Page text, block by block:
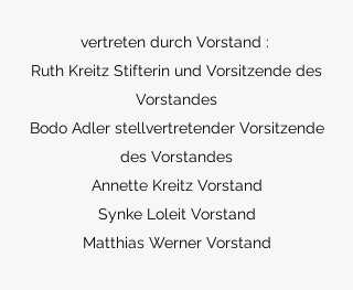
vertreten durch Vorstand :
Ruth Kreitz Stifterin und Vorsitzende des
Vorstandes
Bodo Adler stellvertretender Vorsitzende
des Vorstandes
Annette Kreitz Vorstand
Synke Loleit Vorstand
Matthias Werner Vorstand